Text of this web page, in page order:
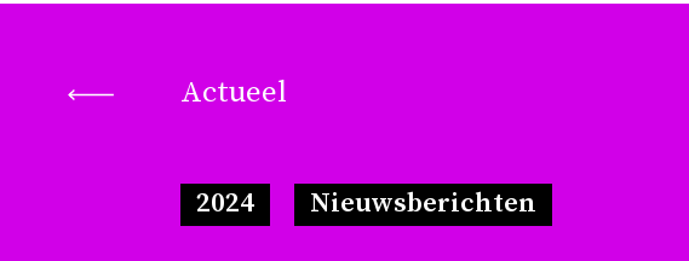
Actueel
2024 Nieuwsberichten